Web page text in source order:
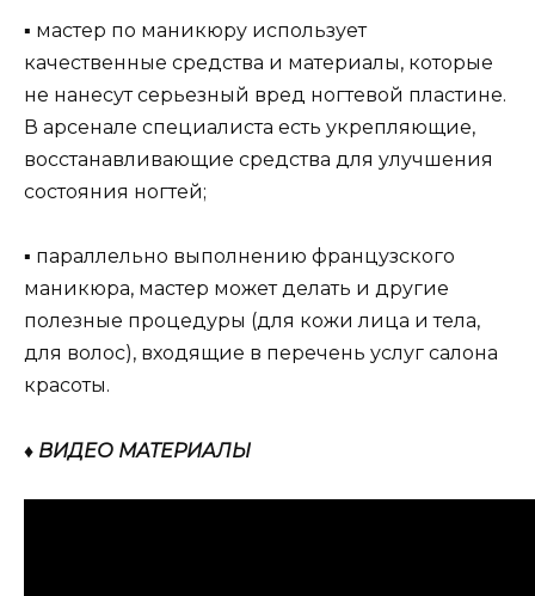
▪ мастер по маникюру использует
качественные средства и материалы, которые
не нанесут серьезный вред ногтевой пластине.
В арсенале специалиста есть укрепляющие,
восстанавливающие средства для улучшения
состояния ногтей;
▪ параллельно выполнению французского
маникюра, мастер может делать и другие
полезные процедуры (для кожи лица и тела,
для волос), входящие в перечень услуг салона
красоты.
♦ ВИДЕО МАТЕРИАЛЫ